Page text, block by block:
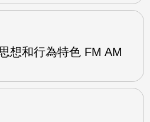
想和行為特色 FM AM